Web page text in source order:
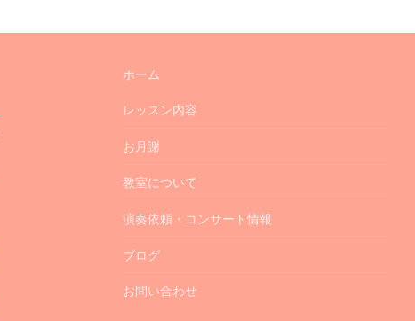
ホーム
レッスン内容
お月謝
教室について
演奏依頼・コンサート情報
ブログ
お問い合わせ